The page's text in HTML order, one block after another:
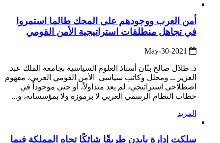
أمن العرب ووجودهم على المحك طالما استمروا
في تجاهل منطلقات استراتيجية الأمن القومي
د. طلال صالح بنّان أستاذ العلوم السياسية بجامعة الملك عبد
العزيز ــ ومحلل وكاتب سياسي الأمن القومي العربي، مفهوم
اصطلاحي استراتيجي، لم يعد متداولاً، أو حتى موجوداً في
خطاب النظام الرسمي العربي لا برموزه ولا بمؤسساته، و...
المزيد
سلكت إدارة بايدن طريقًا شائكًا تجاه المملكة فيما